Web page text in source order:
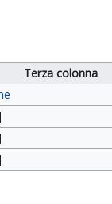
Terza colonna